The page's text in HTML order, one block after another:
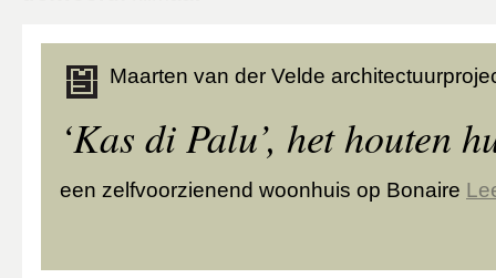
Maarten van der Velde
‘Kas di Palu’, het houten
een zelfvoorzienend woonhuis op Bonaire